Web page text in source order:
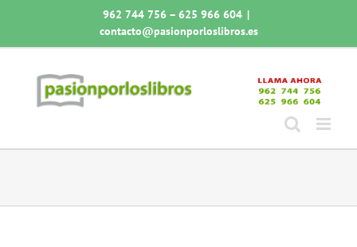
contenido
962 744 756 – 625 966 604 |
contacto@pasionporloslibros.es